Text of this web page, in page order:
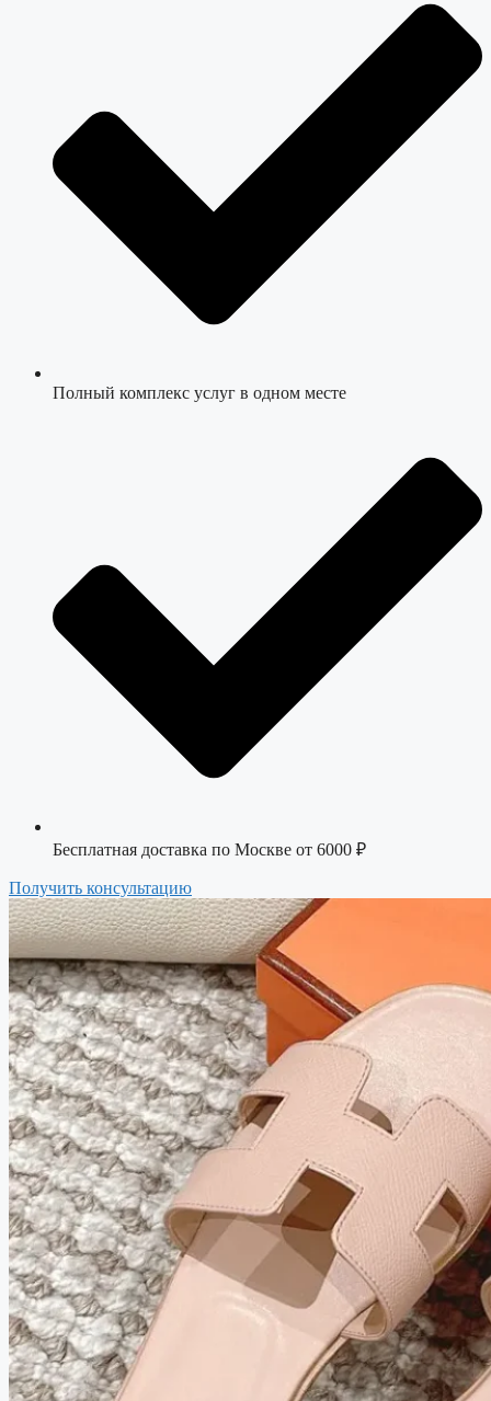
Полный комплекс услуг в одном месте
Бесплатная доставка по Москве от 6000 ₽
Получить консультацию